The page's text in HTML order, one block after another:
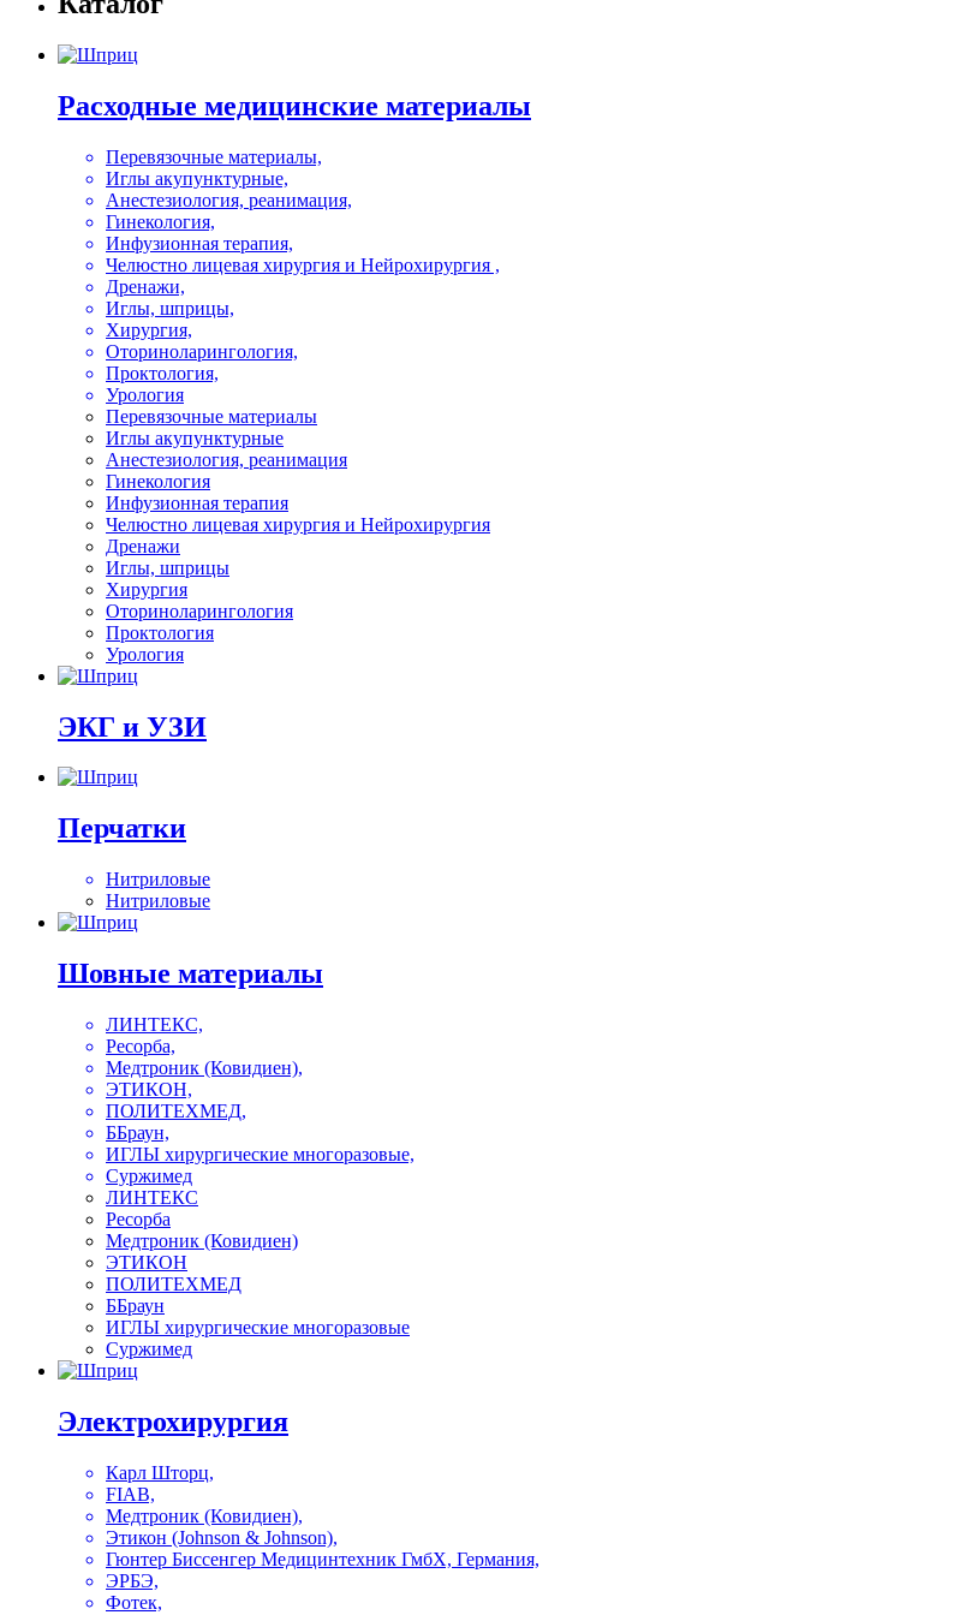
Расходные медицинские материалы
Перевязочные материалы,
Иглы акупунктурные,
Анестезиология, реанимация,
Гинекология,
Инфузионная терапия,
Челюстно лицевая хирургия и Нейрохирургия ,
Дренажи,
Иглы, шприцы,
Хирургия,
Оториноларингология,
Проктология,
Урология
Перевязочные материалы
Иглы акупунктурные
Анестезиология, реанимация
Гинекология
Инфузионная терапия
Челюстно лицевая хирургия и Нейрохирургия
Дренажи
Иглы, шприцы
Хирургия
Оториноларингология
Проктология
Урология
ЭКГ и УЗИ
Перчатки
Нитриловые
Нитриловые
Шовные материалы
ЛИНТЕКС,
Ресорба,
Медтроник (Ковидиен),
ЭТИКОН,
ПОЛИТЕХМЕД,
ББраун,
ИГЛЫ хирургические многоразовые,
Суржимед
ЛИНТЕКС
Ресорба
Медтроник (Ковидиен)
ЭТИКОН
ПОЛИТЕХМЕД
ББраун
ИГЛЫ хирургические многоразовые
Суржимед
Электрохирургия
Карл Шторц,
FIAB,
Медтроник (Ковидиен),
Этикон (Johnson & Johnson),
Гюнтер Биссенгер Медицинтехник ГмбХ, Германия,
ЭРБЭ,
Фотек,